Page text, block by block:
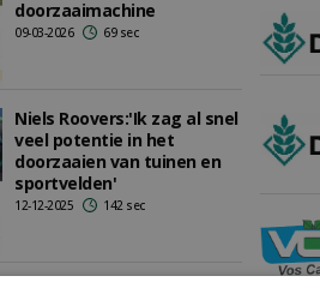
doorzaaimachine
09-03-2026 69 sec
Niels Roovers:'Ik zag al snel
veel potentie in het
doorzaaien van tuinen en
sportvelden'
12-12-2025 142 sec